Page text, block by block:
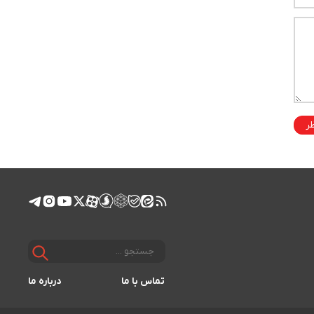
تماس با ما درباره ما